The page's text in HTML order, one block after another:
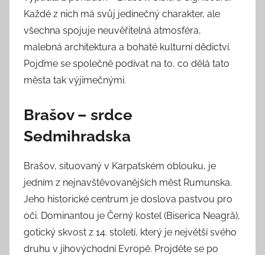
Každé z nich má svůj jedinečný charakter, ale
všechna spojuje neuvěřitelná atmosféra,
malebná architektura a bohaté kulturní dědictví.
Pojďme se společně podívat na to, co dělá tato
města tak výjimečnými.
Brašov – srdce
Sedmihradska
Brašov, situovaný v Karpatském oblouku, je
jedním z nejnavštěvovanějších měst Rumunska.
Jeho historické centrum je doslova pastvou pro
oči. Dominantou je Černý kostel (Biserica Neagră),
gotický skvost z 14. století, který je největší svého
druhu v jihovýchodní Evropě. Projděte se po